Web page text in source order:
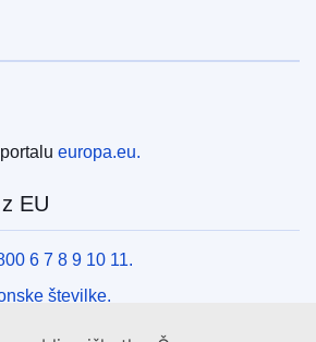
8745-11f0-9af8-01aa75ed71a1
ecb7-11f0-8d3c-01aa75ed71a1
44b4-11f1-8095-01aa75ed71a1
7ba4-11f1-bf5e-01aa75ed71a1
europa.eu.
EU
6 7 8 9 10 11.
številke.
obrazcem.